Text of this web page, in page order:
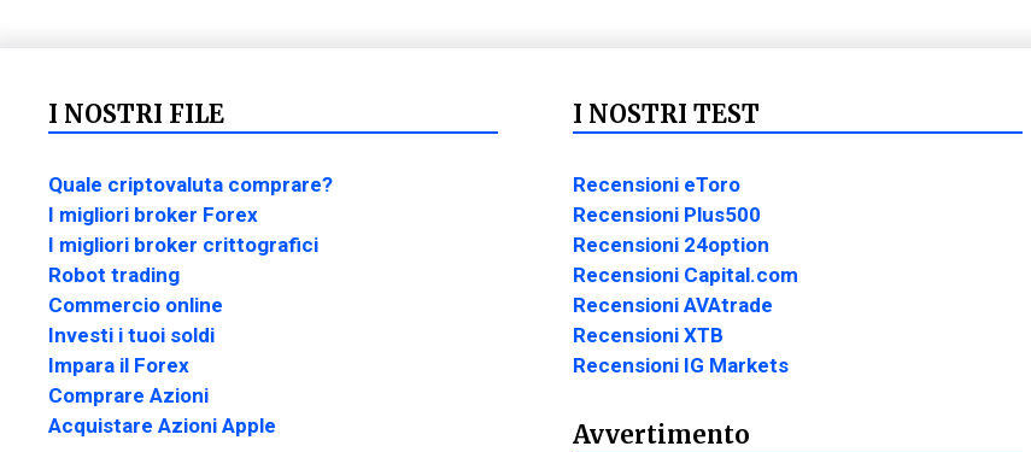
I NOSTRI FILE
Quale criptovaluta comprare?
I migliori broker Forex
I migliori broker crittografici
Robot trading
Commercio online
Investi i tuoi soldi
Impara il Forex
Comprare Azioni
Acquistare Azioni Apple
I NOSTRI TEST
Recensioni eToro
Recensioni Plus500
Recensioni 24option
Recensioni Capital.com
Recensioni AVAtrade
Recensioni XTB
Recensioni IG Markets
Avvertimento